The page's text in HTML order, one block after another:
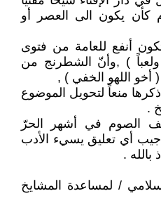
كأن يكون الى العصر أو
أنفع للعامة من فتوى
) ,وأنّ الشطرنج من
( أخو اللهو الخفي ) ,
منعاً لتحويل الموضوع
.
الصوم في أشهر الحرّ
أي تعليق يسيء الأدب
بالله .
/ لمساعدة المشايخ